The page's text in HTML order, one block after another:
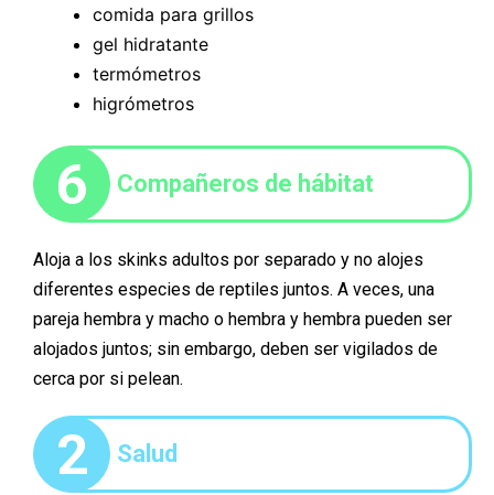
comida para grillos
gel hidratante
termómetros
higrómetros
6 Compañeros de hábitat
Aloja a los skinks adultos por separado y no alojes
diferentes especies de reptiles juntos. A veces, una
pareja hembra y macho o hembra y hembra pueden ser
alojados juntos; sin embargo, deben ser vigilados de
cerca por si pelean.
2 Salud